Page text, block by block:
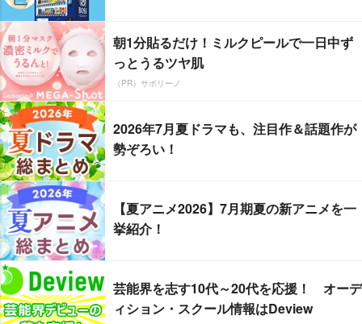
朝1分貼るだけ！ミルクピールで一日中ず
っとうるツヤ肌
（PR）サボリーノ
2026年7月夏ドラマも、注目作＆話題作が
勢ぞろい！
【夏アニメ2026】7月期夏の新アニメを一
挙紹介！
芸能界を志す10代～20代を応援！ オーデ
ィション・スクール情報はDeview